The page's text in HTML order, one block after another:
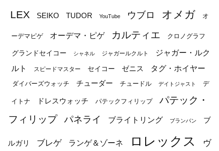
LEX
SEIKO TUDOR YouTube ウブロ オメガ オ
ーデマピゲ オーデマ・ピゲ カルティエ クロノグラフ
グランドセイコー シャネル ジャガールクルト
ジャガー・ルク
ルト
スピードマスター セイコー ゼニス タグ・ホイヤー
ダイバーズウォッチ チューダー チュードル デイトジャスト デ
イトナ ドレスウォッチ パテックフィリップ
パテック・
フィリップ
パネライ ブライトリング ブランパン ブ
ルガリ ブレゲ ランゲ＆ゾーネ ロレックス ヴ